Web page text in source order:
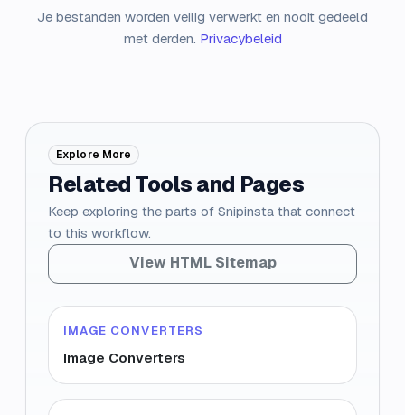
Je bestanden worden veilig verwerkt en nooit gedeeld
met derden. Privacybeleid
Explore More
Related Tools and Pages
Keep exploring the parts of Snipinsta that connect
to this workflow.
View HTML Sitemap
IMAGE CONVERTERS
Image Converters